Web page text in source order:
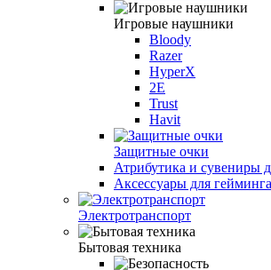
Игровые наушники
Bloody
Razer
HyperX
2E
Trust
Havit
Защитные очки
Атрибутика и сувениры
Аксессуары для гейминга
Электротранспорт
Бытовая техника